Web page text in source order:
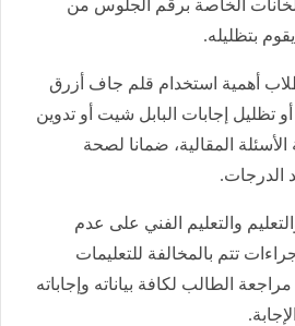
الخاصة برقم الجلوس من
بتظليله.
أهمية استخدام قلم جاف أزرق
تظليل إجابات البابل شيت أو تدوين
الأسئلة المقالية، ضمانا لصحة
الدرجات.
والتعليم الفني على عدم
تتم بالمخالفة للتعليمات
الطالب لكافة بياناته وإجاباته